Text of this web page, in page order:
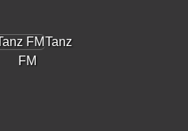
Tanz
FM